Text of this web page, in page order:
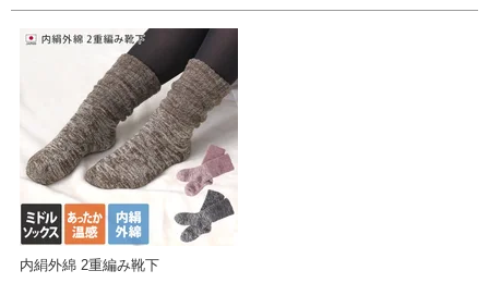
内絹外綿 2重編み靴下